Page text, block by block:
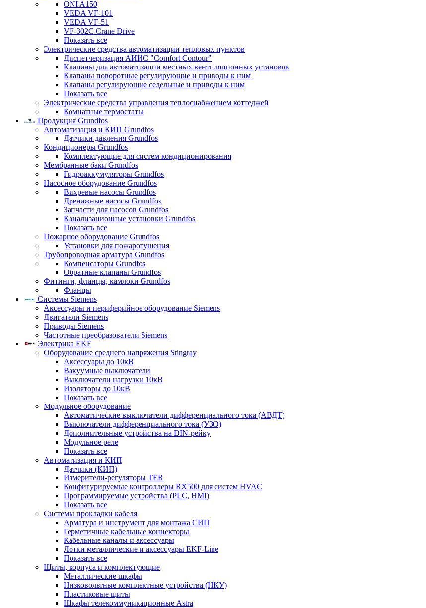
ONI A150
VEDA VF-101
VEDA VF-51
VF-302C Crane Drive
Показать все
Электрические средства автоматизации тепловых пунктов
Диспетчеризация АИИС "Comfort Contour"
Клапаны для автоматизации местных вентиляционных установок
Клапаны поворотные регулирующие и приводы к ним
Клапаны регулирующие седельные и приводы к ним
Показать все
Электрические средства управления теплоснабжением коттеджей
Комнатные термостаты
Продукция Grundfos
Автоматизация и КИП Grundfos
Датчики давления Grundfos
Кондиционеры Grundfos
Комплектующие для систем кондиционирования
Мембранные баки Grundfos
Гидроаккумуляторы Grundfos
Насосное оборудование Grundfos
Вихревые насосы Grundfos
Дренажные насосы Grundfos
Запчасти для насосов Grundfos
Канализационные установки Grundfos
Показать все
Пожарное оборудование Grundfos
Установки для пожаротушения
Трубопроводная арматура Grundfos
Компенсаторы Grundfos
Обратные клапаны Grundfos
Фитинги, фланцы, камлоки Grundfos
Фланцы
Системы Siemens
Аксессуары и периферийное оборудование Siemens
Двигатели Siemens
Приводы Siemens
Частотные преобразователи Siemens
Электрика EKF
Оборудование среднего напряжения Stingray
Аксессуары до 10кВ
Вакуумные выключатели
Выключатели нагрузки 10кВ
Изоляторы до 10кВ
Показать все
Модульное оборудование
Автоматические выключатели дифференциального тока (АВДТ)
Выключатели дифференциального тока (УЗО)
Дополнительные устройства на DIN-рейку
Модульное реле
Показать все
Автоматизация и КИП
Датчики (КИП)
Измерители-регуляторы TER
Конфигурируемые контроллеры RX500 для систем HVAC
Программируемые устройства (PLC, HMI)
Показать все
Системы прокладки кабеля
Арматура и инструмент для монтажа СИП
Герметичные кабельные коннекторы
Кабельные каналы и аксессуары
Лотки металлические и аксессуары EKF-Line
Показать все
Щиты, корпуса и комплектующие
Металлические шкафы
Низковольтные комплектные устройства (НКУ)
Пластиковые щиты
Шкафы телекоммуникационные Astra